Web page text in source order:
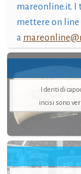
mareonline.it. I
mettere on line
a
I denti di
incisi sono